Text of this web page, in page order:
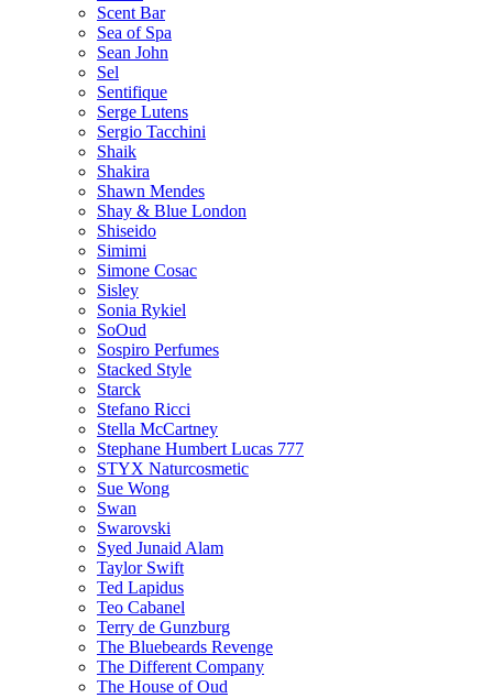
Scent Bar
Sea of Spa
Sean John
Sel
Sentifique
Serge Lutens
Sergio Tacchini
Shaik
Shakira
Shawn Mendes
Shay & Blue London
Shiseido
Simimi
Simone Cosac
Sisley
Sonia Rykiel
SoOud
Sospiro Perfumes
Stacked Style
Starck
Stefano Ricci
Stella McCartney
Stephane Humbert Lucas 777
STYX Naturсosmetic
Sue Wong
Swan
Swarovski
Syed Junaid Alam
Taylor Swift
Ted Lapidus
Teo Cabanel
Terry de Gunzburg
The Bluebeards Revenge
The Different Company
The House of Oud